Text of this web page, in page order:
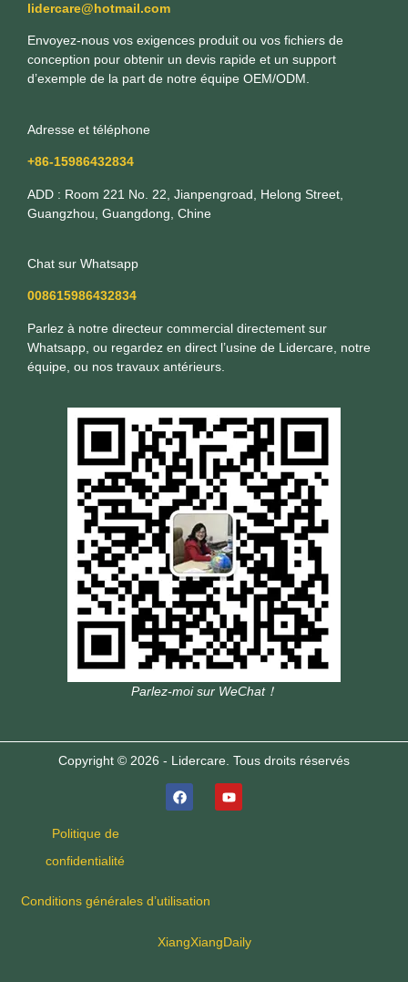
lidercare@hotmail.com
Envoyez-nous vos exigences produit ou vos fichiers de
conception pour obtenir un devis rapide et un support
d’exemple de la part de notre équipe OEM/ODM.
Adresse et téléphone
+86-15986432834
ADD : Room 221 No. 22, Jianpengroad, Helong Street,
Guangzhou, Guangdong, Chine
Chat sur Whatsapp
008615986432834
Parlez à notre directeur commercial directement sur
Whatsapp, ou regardez en direct l’usine de Lidercare, notre
équipe, ou nos travaux antérieurs.
Parlez-moi sur WeChat！
Copyright © 2026 - Lidercare. Tous droits réservés
Politique de
confidentialité
Conditions générales d’utilisation
XiangXiangDaily